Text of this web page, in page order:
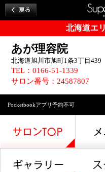
北海道エ
あが理容院
北海道旭川市旭町1条3丁目439
TEL：0166-51-1339
サロン番号：24587807
Pocketbookアプリ予約不可